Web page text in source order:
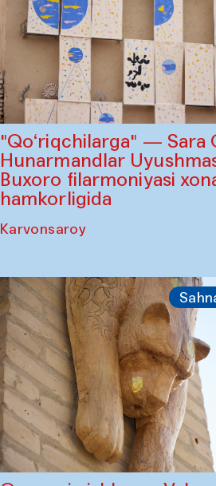
"Qo‘riqchilarga" — Sara
Hunarmandlar
Buxoro filarmoniyasi
hamkorligida
Karvonsaroy